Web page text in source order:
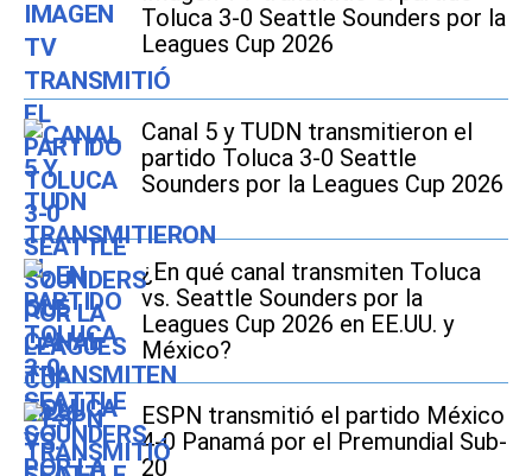
Toluca 3-0 Seattle Sounders por la
Leagues Cup 2026
Canal 5 y TUDN transmitieron el
partido Toluca 3-0 Seattle
Sounders por la Leagues Cup 2026
¿En qué canal transmiten Toluca
vs. Seattle Sounders por la
Leagues Cup 2026 en EE.UU. y
México?
ESPN transmitió el partido México
4-0 Panamá por el Premundial Sub-
20